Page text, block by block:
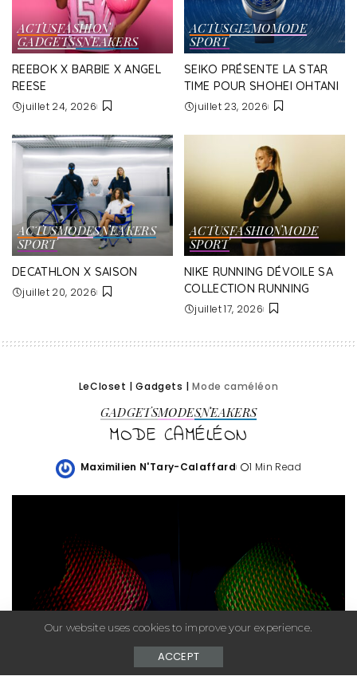
ACTUSFASHION
GADGETSSNEAKERS
REEBOK X BARBIE X ANGEL
REESE
juillet 24, 2026
ACTUSGIZMOMODE
SPORT
SEIKO PRÉSENTE LA STAR
TIME POUR SHOHEI OHTANI
juillet 23, 2026
ACTUSMODESNEAKERS
SPORT
DECATHLON X SAISON
juillet 20, 2026
ACTUSFASHIONMODE
SPORT
NIKE RUNNING DÉVOILE SA
COLLECTION RUNNING
juillet 17, 2026
LeCloset |Gadgets |Mode caméléon
GADGETSMODESNEAKERS
MODE CAMÉLÉON
Posted
Maximilien N'Tary-Calaffard 1 Min Read
Our website uses cookies to improve your experience.
ACCEPT